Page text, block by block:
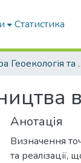
Статистика
Кафедра
Анотація
Визначення
та реалізації,